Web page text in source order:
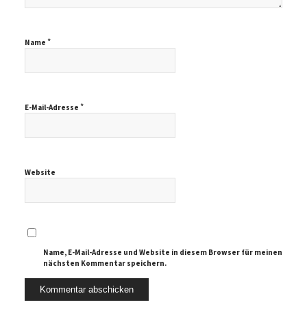
Name *
E-Mail-Adresse *
Website
Name, E-Mail-Adresse und Website in diesem Browser für meinen
nächsten Kommentar speichern.